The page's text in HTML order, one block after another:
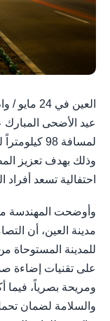
العين في
لمسافة 98
وذلك بهدف تعزيز
احتفالية تسعد أفراد
وأوضحت المهندسة
مدينة العين، أن
للمدينة المستوحاة
على تقنيات إضاءة
ومريحة بصرياً، فيما
والسلامة لضمان